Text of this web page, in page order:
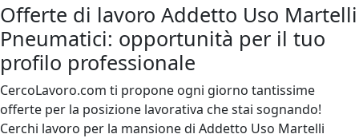
Offerte di lavoro Addetto Uso Martelli
Pneumatici: opportunità per il tuo
profilo professionale
CercoLavoro.com ti propone ogni giorno tantissime
offerte per la posizione lavorativa che stai sognando!
Cerchi lavoro per la mansione di Addetto Uso Martelli